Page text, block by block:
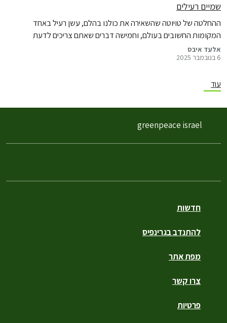
שמיים רעילים
ההחלטה של טויוטה שהשאירה את כולנו בהלם, עשן רעיל באחד
המקומות החשובים בעולם, וחמישה דברים שאתם צריכים לדעת
אלעד איבס
6 בנובמבר 2025
עוד
חדשות
להתנדב בגרינפיס
מפת אתר
צרו קשר
פרטיות